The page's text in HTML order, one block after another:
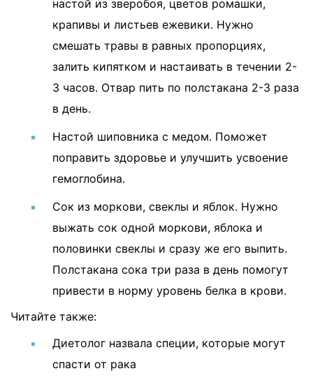
настой из зверобоя, цветов ромашки,
крапивы и листьев ежевики. Нужно
смешать травы в равных пропорциях,
залить кипятком и настаивать в течении 2-
3 часов. Отвар пить по полстакана 2-3 раза
в день.
Настой шиповника с медом. Поможет
поправить здоровье и улучшить усвоение
гемоглобина.
Сок из моркови, свеклы и яблок. Нужно
выжать сок одной моркови, яблока и
половинки свеклы и сразу же его выпить.
Полстакана сока три раза в день помогут
привести в норму уровень белка в крови.
Читайте также:
Диетолог назвала специи, которые могут
спасти от рака